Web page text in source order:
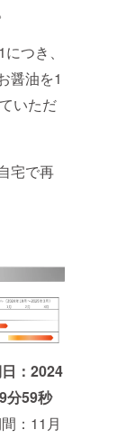
つき、
醤油を1
いただ
宅で再
： 2024
分59秒
：11月